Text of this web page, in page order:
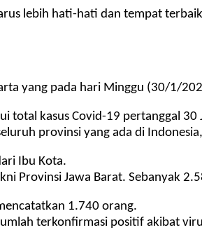
lebih hati-hati dan tempat
yang pada hari Minggu (30/1/
total kasus Covid-19 pertanggal
provinsi yang ada di
Ibu Kota.
Provinsi Jawa Barat. Sebanyak
1.740 orang.
terkonfirmasi positif akibat